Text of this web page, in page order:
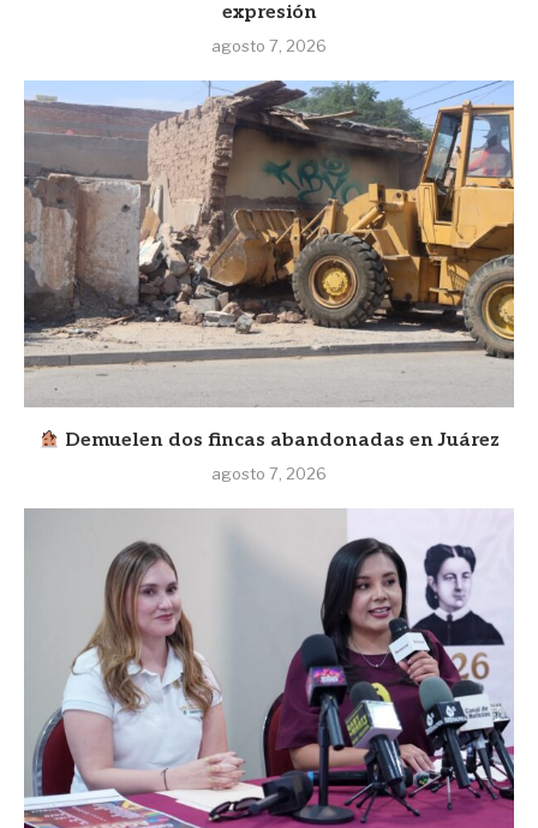
expresión
agosto 7, 2026
Demuelen dos fincas abandonadas en Juárez
agosto 7, 2026